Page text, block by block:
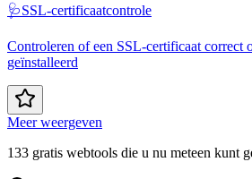
🩺SSL-certificaatcontrole
Controleren of een SSL-certificaat correct
geïnstalleerd
Meer weergeven
133 gratis webtools die u nu meteen kunt